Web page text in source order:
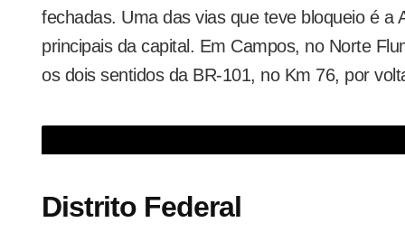
fechadas. Uma das vias que teve bloqueio é a
principais da capital. Em Campos, no Norte
os dois sentidos da BR-101, no Km 76, por
Distrito Federal